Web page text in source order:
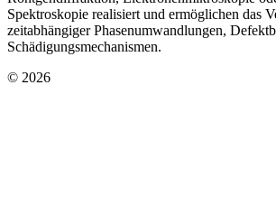
Spektroskopie realisiert und ermöglichen das
zeitabhängiger Phasenumwandlungen,
Schädigungsmechanismen.
© 2026